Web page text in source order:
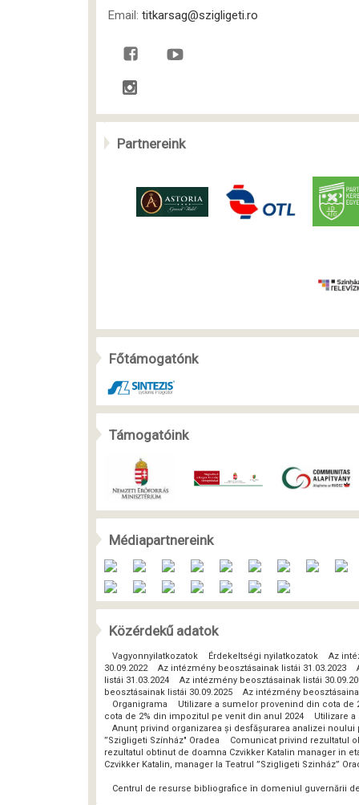
Email: titkarsag@szigligeti.ro
Partnereink
Főtámogatónk
Támogatóink
Médiapartnereink
Közérdekű adatok
Vagyonnyilatkozatok Érdekeltségi nyilatkozatok
Az
30.09.2022
Az intézmény beosztásainak listái 31.03.2023
listái 31.03.2024
Az intézmény beosztásainak listái
beosztásainak listái 30.09.2025
Az intézmény
Organigrama
Utilizare a sumelor provenind din cota
cota de 2% din impozitul pe venit din anul 2024
Utilizare
Anunț privind organizarea și desfășurarea analizei
”Szigligeti Színház" Oradea
Comunicat privind rezultatul
rezultatul obtinut de doamna Czvikker Katalin manager in
Czvikker Katalin, manager la Teatrul ”Szigligeti Szinház”
Centrul de resurse bibliografice în domeniul guvernării